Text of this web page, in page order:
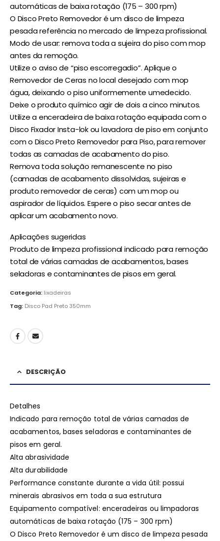
automáticas de baixa rotação (175 – 300 rpm)
O Disco Preto Removedor é um disco de limpeza
pesada referência no mercado de limpeza profissional.
Modo de usar: remova toda a sujeira do piso com mop
antes da remoção.
Utilize o aviso de “piso escorregadio”. Aplique o
Removedor de Ceras no local desejado com mop
água, deixando o piso uniformemente umedecido.
Deixe o produto químico agir de dois a cinco minutos.
Utilize a enceradeira de baixa rotação equipada com o
Disco Fixador Insta-lok ou lavadora de piso em conjunto
com o Disco Preto Removedor para Piso, para remover
todas as camadas de acabamento do piso.
Remova toda solução remanescente no piso
(camadas de acabamento dissolvidas, sujeiras e
produto removedor de ceras) com um mop ou
aspirador de líquidos. Espere o piso secar antes de
aplicar um acabamento novo.
Aplicações sugeridas
Produto de limpeza profissional indicado para remoção
total de várias camadas de acabamentos, bases
seladoras e contaminantes de pisos em geral.
Categoria: lixadeiras
Tag: Disco Pad Preto 350mm
DESCRIÇÃO
Detalhes
Indicado para remoção total de várias camadas de
acabamentos, bases seladoras e contaminantes de
pisos em geral.
Alta abrasividade
Alta durabilidade
Performance constante durante a vida útil: possui
minerais abrasivos em toda a sua estrutura
Equipamento compatível: enceradeiras ou limpadoras
automáticas de baixa rotação (175 – 300 rpm)
O Disco Preto Removedor é um disco de limpeza pesada